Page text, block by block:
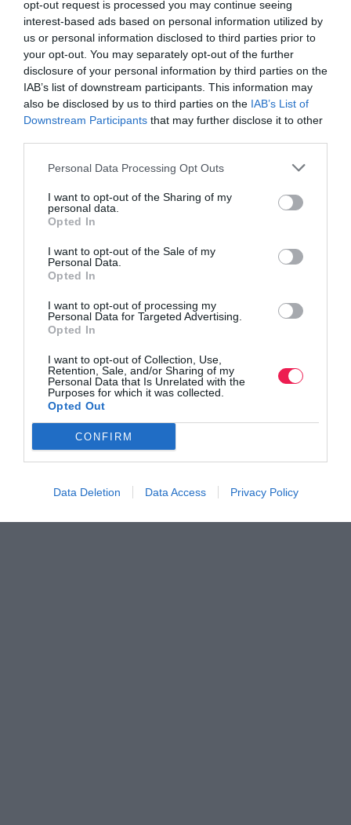
opt-out request is processed you may continue seeing
interest-based ads based on personal information utilized by
us or personal information disclosed to third parties prior to
your opt-out. You may separately opt-out of the further
disclosure of your personal information by third parties on the
IAB’s list of downstream participants. This information may
also be disclosed by us to third parties on the IAB’s List of
Downstream Participants that may further disclose it to other
Personal Data Processing Opt Outs
I want to opt-out of the Sharing of my
personal data.
Opted In
I want to opt-out of the Sale of my
Personal Data.
Opted In
I want to opt-out of processing my
Personal Data for Targeted Advertising.
Opted In
I want to opt-out of Collection, Use,
Retention, Sale, and/or Sharing of my
Personal Data that Is Unrelated with the
Purposes for which it was collected.
Opted Out
CONFIRM
Data Deletion Data Access Privacy Policy
Γίνε Συνδρομητής
Βρες το RUNNER!
Όλα τα Τεύχη